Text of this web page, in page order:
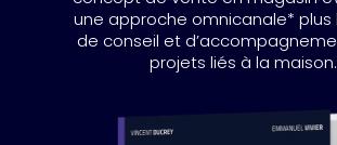
une approche omnicanale* plus
de conseil et
projets liés à la maison.